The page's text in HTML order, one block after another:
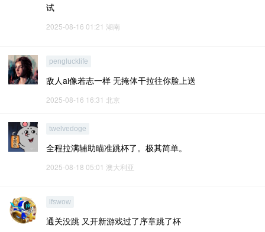
试
2025-08-16 01:21 湖南
penglucklife
敌人ai像若志一样 无掩体干拉往你脸上送
2025-08-16 16:31 北京
twelvedoge
全程拉满辅助瞄准跳杯了。极其简单。
2025-08-18 05:01 澳大利亚
lfswow
通关没跳 又开新游戏过了序章跳了杯